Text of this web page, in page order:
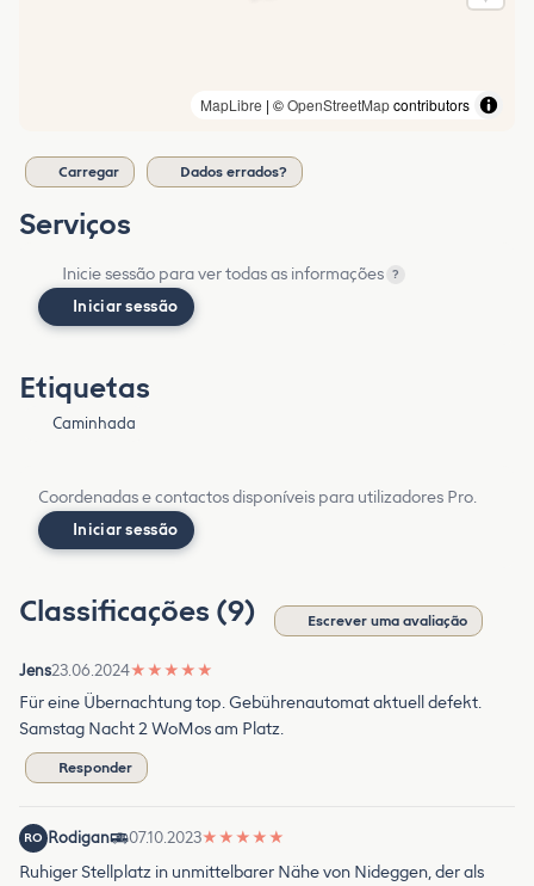
MapLibre | ©OpenStreetMapcontributors
Carregar Dados errados?
Serviços
Inicie sessão para ver todas as informações ?
Iniciar sessão
Etiquetas
Caminhada
Coordenadas e contactos disponíveis para utilizadores Pro.
Iniciar sessão
Classificações (9) Escrever uma avaliação
Jens23.06.2024★ ★ ★ ★ ★
Für eine Übernachtung top. Gebührenautomat aktuell defekt.
Samstag Nacht 2 WoMos am Platz.
Responder
RO Rodigan 07.10.2023★ ★ ★ ★ ★
Ruhiger Stellplatz in unmittelbarer Nähe von Nideggen, der als